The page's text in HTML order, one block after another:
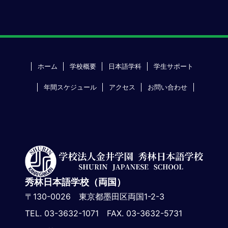
ホーム 学校概要 日本語学科 学生サポート
年間スケジュール アクセス お問い合わせ
秀林日本語学校（両国）
〒130-0026 東京都墨田区両国1-2-3
TEL. 03-3632-1071 FAX. 03-3632-5731